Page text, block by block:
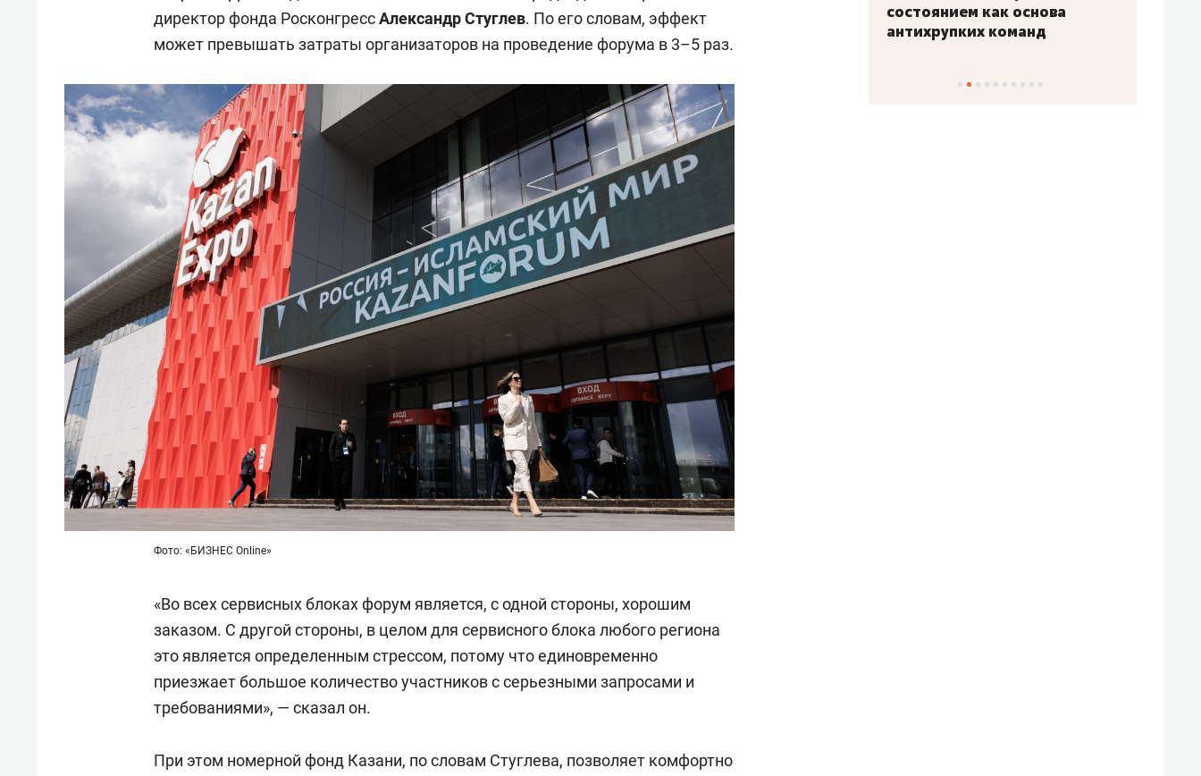
директор фонда РосконгрессАлександр Стуглев. По его словам, эффект
может превышать затраты организаторов на проведение форума в 3–5 раз.
Фото: «БИЗНЕС Online»
«Во всех сервисных блоках форум является, с одной стороны, хорошим
заказом. С другой стороны, в целом для сервисного блока любого региона
это является определенным стрессом, потому что единовременно
приезжает большое количество участников с серьезными запросами и
требованиями», — сказал он.
При этом номерной фонд Казани, по словам Стуглева, позволяет комфортно
состоянием как основа
антихрупких команд
«Гонка Героев»